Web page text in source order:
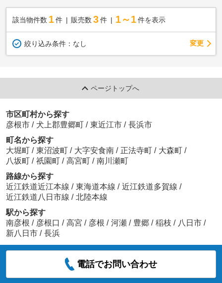
該当物件数 1件 販売数 3 件 1～1 件を表示
絞り込み条件： なし 変更
ページトップへ
市区町村から探す
彦根市 / 犬上郡豊郷町 / 東近江市 / 長浜市
町名から探す
大堀町 / 東沼波町 / 大字安食南 / 正法寺町 / 大森町 /
八坂町 / 祇園町 / 高宮町 / 南川瀬町
路線から探す
近江鉄道近江本線 / 東海道本線 / 近江鉄道多賀線 /
近江鉄道八日市線 / 北陸本線
駅から探す
南彦根 / 彦根口 / 高宮 / 彦根 / 河瀬 / 豊郷 / 稲枝 / 八日市 /
新八日市 / 長浜
電話でお問い合わせ